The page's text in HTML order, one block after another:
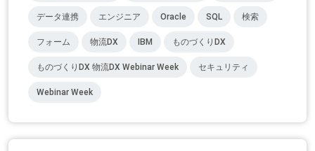
データ連携 エンジニア Oracle SQL 検索
フォーム 物流DX IBM ものづくりDX
ものづくりDX 物流DX Webinar Week セキュリティ
Webinar Week